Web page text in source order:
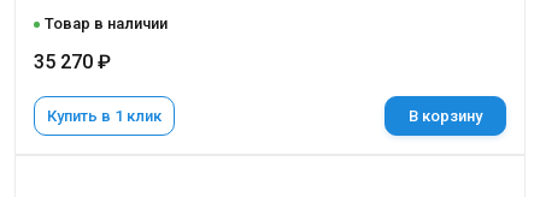
Товар в наличии
35 270 ₽
Купить в 1 клик В корзину